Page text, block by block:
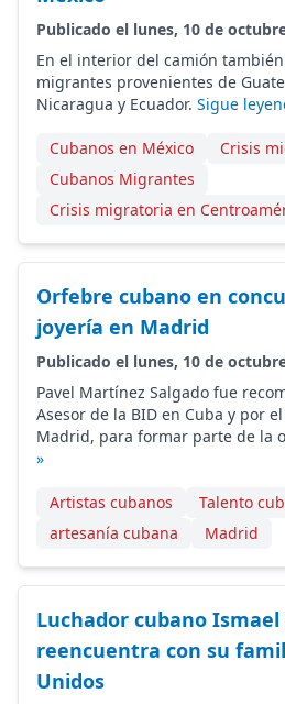
Publicado el lunes, 10 de
En el interior del camión
migrantes provenientes de
Nicaragua y Ecuador. Sigue
Cubanos en México
Crisis
Cubanos Migrantes
Crisis migratoria en
Orfebre cubano en
joyería en Madrid
Publicado el lunes, 10 de
Pavel Martínez Salgado fue
Asesor de la BID en Cuba y por
Madrid, para formar parte de la
»
Artistas cubanos
Talento
artesanía cubana
Madrid
Luchador cubano
reencuentra con su
Unidos